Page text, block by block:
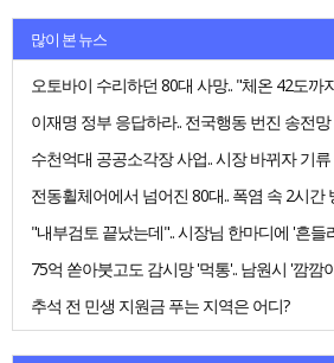
많이 본 뉴스
오토바이 수리하던 80대 사망.. "체온 42도까
이재명 정부 응답하라.. 전국행동 번진 송전
수천억대 공공소각장 사업.. 시장 바뀌자 기류
전동휠체어에서 넘어진 80대.. 폭염 속 2시간
"내부검토 끝났는데".. 시장님 한마디에 '흔들
75억 쏟아붓고도 감시망 '먹통'.. 남원시 '깜깜
추석 전 민생 지원금 푸는 지역은 어디?